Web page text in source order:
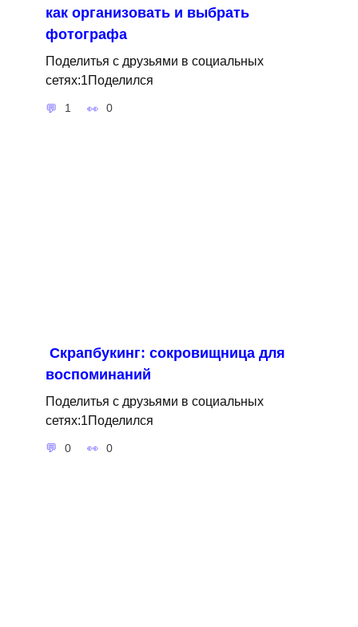
как организовать и выбрать
фотографа
Поделитья с друзьями в социальных
сетях:1Поделился
1 0
Cкрапбукинг: сокровищница для
воспоминаний
Поделитья с друзьями в социальных
сетях:1Поделился
0 0